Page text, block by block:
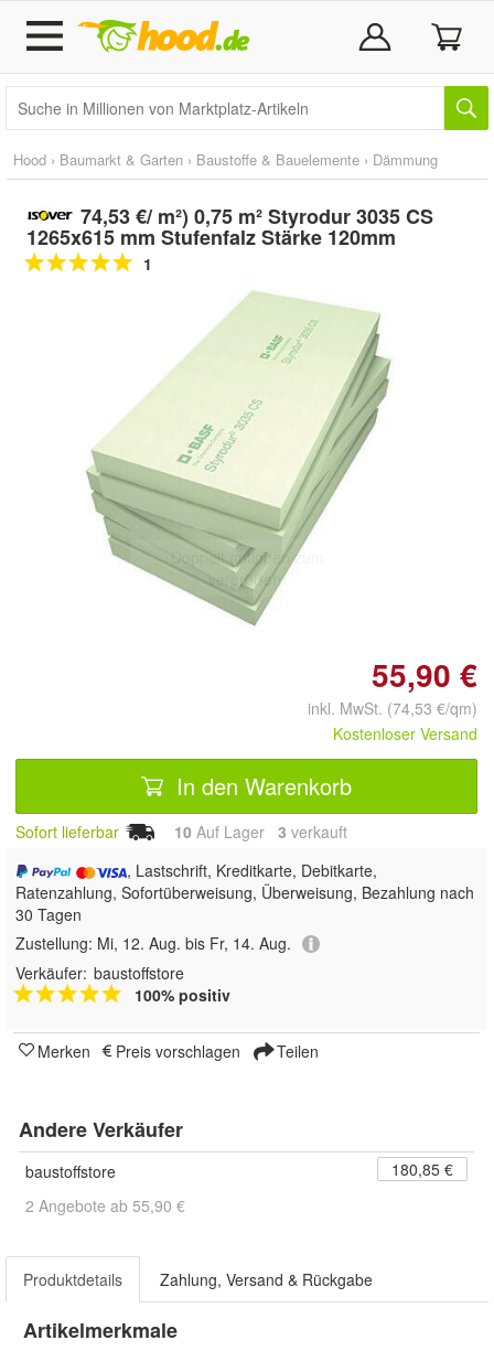
Hood › Baumarkt & Garten › Baustoffe & Bauelemente › Dämmung
74,53 €/ m²) 0,75 m² Styrodur 3035 CS
1265x615 mm Stufenfalz Stärke 120mm
1
Doppelt antippen zum
vergrößern
55,90 €
inkl. MwSt. (74,53 €/qm)
Kostenloser Versand
In den Warenkorb
Sofort lieferbar 10 Auf Lager 3 verkauft
, Lastschrift, Kreditkarte, Debitkarte,
Ratenzahlung, Sofortüberweisung, Überweisung, Bezahlung nach
30 Tagen
Zustellung: Mi, 12. Aug. bis Fr, 14. Aug.
Verkäufer: baustoffstore
100% positiv
Merken Preis vorschlagen Teilen
Andere Verkäufer
baustoffstore
180,85 €
2 Angebote ab 55,90 €
Produktdetails Zahlung, Versand & Rückgabe
Artikelmerkmale